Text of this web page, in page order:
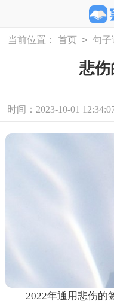
当前位置： 首页 > 句子
悲伤
时间：2023-10-01
2022年通用悲伤的